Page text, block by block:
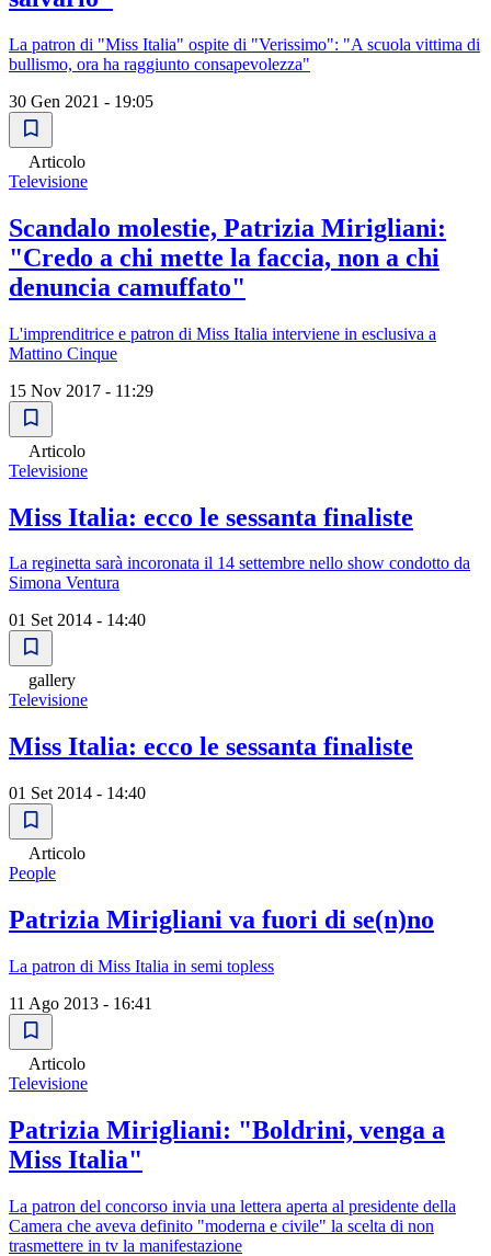
La patron di "Miss Italia" ospite di "Verissimo": "A scuola vittima di
bullismo, ora ha raggiunto consapevolezza"
30 Gen 2021 - 19:05
Articolo
Televisione
Scandalo molestie, Patrizia Mirigliani:
"Credo a chi mette la faccia, non a chi
denuncia camuffato"
L'imprenditrice e patron di Miss Italia interviene in esclusiva a
Mattino Cinque
15 Nov 2017 - 11:29
Articolo
Televisione
Miss Italia: ecco le sessanta finaliste
La reginetta sarà incoronata il 14 settembre nello show condotto da
Simona Ventura
01 Set 2014 - 14:40
gallery
Televisione
Miss Italia: ecco le sessanta finaliste
01 Set 2014 - 14:40
Articolo
People
Patrizia Mirigliani va fuori di se(n)no
La patron di Miss Italia in semi topless
11 Ago 2013 - 16:41
Articolo
Televisione
Patrizia Mirigliani: "Boldrini, venga a
Miss Italia"
La patron del concorso invia una lettera aperta al presidente della
Camera che aveva definito "moderna e civile" la scelta di non
trasmettere in tv la manifestazione